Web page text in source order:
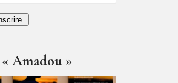
Amadou »